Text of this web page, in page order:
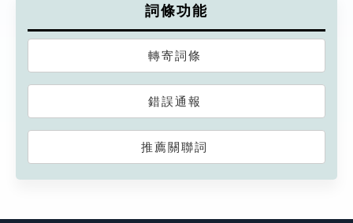
詞條功能
轉寄詞條
錯誤通報
推薦關聯詞